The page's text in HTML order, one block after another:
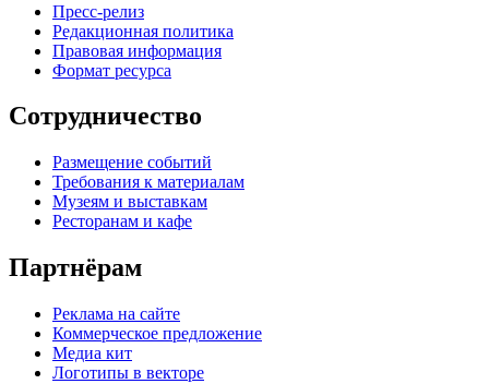
Пресс-релиз
Редакционная политика
Правовая информация
Формат ресурса
Сотрудничество
Размещение событий
Требования к материалам
Музеям и выставкам
Ресторанам и кафе
Партнёрам
Реклама на сайте
Коммерческое предложение
Медиа кит
Логотипы в векторе